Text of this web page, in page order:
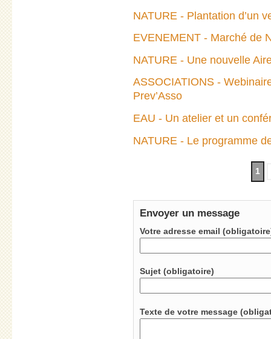
NATURE - Plantation d’un
EVENEMENT - Marché de
NATURE - Une nouvelle
ASSOCIATIONS -
Prev’Asso
EAU - Un atelier et un
NATURE - Le programme
1
Envoyer un message
Votre adresse email
Sujet (obligatoire)
Texte de votre